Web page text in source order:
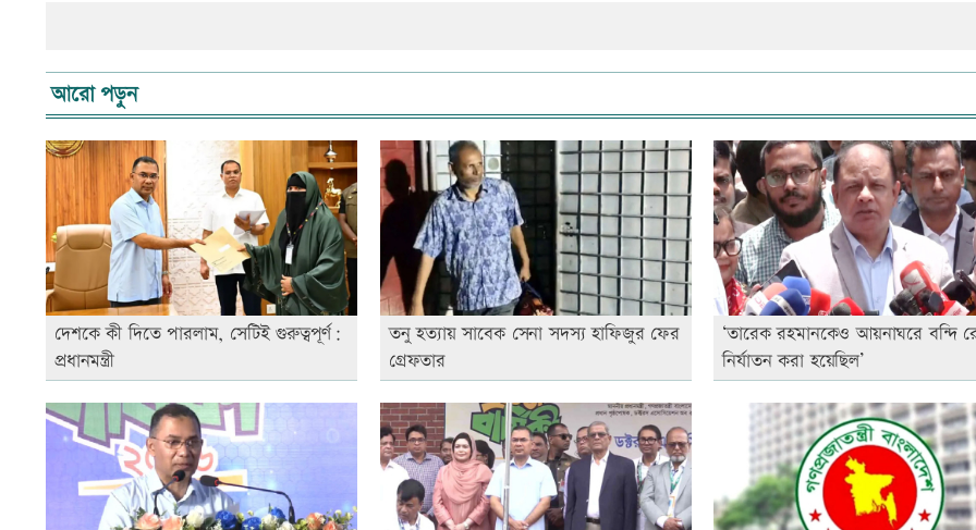
আরো পড়ুন
দেশকে কী দিতে পারলাম, সেটিই গুরুত্বপূর্ণ:
প্রধানমন্ত্রী
তনু হত্যায় সাবেক সেনা সদস্য হাফিজুর ফের
গ্রেফতার
‘তারেক রহমানকেও আয়নাঘরে বন্দি
নির্যাতন করা হয়েছিল’